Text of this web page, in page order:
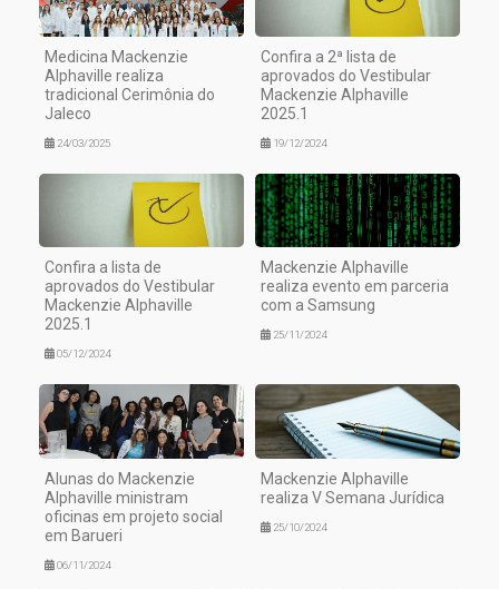
Medicina Mackenzie
Alphaville realiza
tradicional Cerimônia do
Jaleco
24/03/2025
Confira a 2ª lista de
aprovados do Vestibular
Mackenzie Alphaville
2025.1
19/12/2024
Confira a lista de
aprovados do Vestibular
Mackenzie Alphaville
2025.1
05/12/2024
Mackenzie Alphaville
realiza evento em parceria
com a Samsung
25/11/2024
Alunas do Mackenzie
Alphaville ministram
oficinas em projeto social
em Barueri
06/11/2024
Mackenzie Alphaville
realiza V Semana Jurídica
25/10/2024